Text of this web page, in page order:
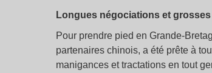
Longues négociations et
Pour prendre pied en Grande-
partenaires chinois, a été prête à
manigances et tractations en tout